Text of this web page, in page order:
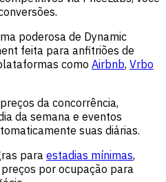
poderosa de Dynamic
feita para anfitriões de
como Airbnb, Vrbo
da concorrência,
da semana e eventos
suas diárias.
para estadias mínimas,
por ocupação para